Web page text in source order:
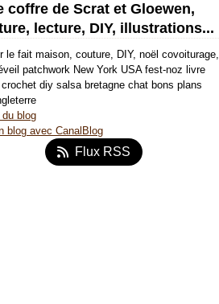
coffre de Scrat et Gloewen,
lecture, DIY, illustrations...
le fait maison, couture, DIY, noël covoiturage,
patchwork New York USA fest-noz livre
diy salsa bretagne chat bons plans
blog
blog avec CanalBlog
Flux RSS